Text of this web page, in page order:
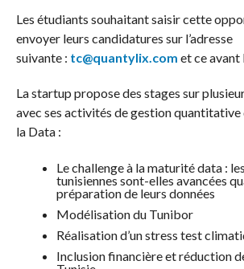
Les étudiants souhaitant saisir cette
envoyer leurs candidatures sur l’adresse
suivante : tc@quantylix.com et ce avant
La startup propose des stages sur
avec ses activités de gestion quantitative
la Data :
Le challenge à la maturité data :
tunisiennes sont-elles avancées
préparation de leurs données
Modélisation du Tunibor
Réalisation d’un stress test
Inclusion financière et réduction